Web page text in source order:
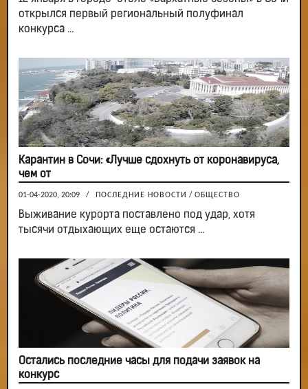
открылся первый региональный полуфинал
конкурса ...
Карантин в Сочи: «Лучше сдохнуть от коронавируса,
чем от
01-04-2020, 20:09 / ПОСЛЕДНИЕ НОВОСТИ / ОБЩЕСТВО
Выживание курорта поставлено под удар, хотя
тысячи отдыхающих еще остаются ...
Остались последние часы для подачи заявок на
конкурс